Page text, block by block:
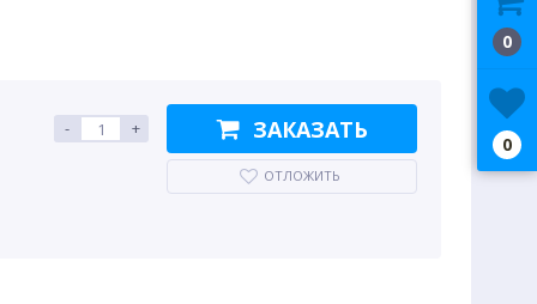
- + ЗАКАЗАТЬ
ОТЛОЖИТЬ
0
0